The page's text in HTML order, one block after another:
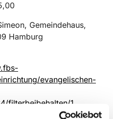
Hamburg
evangelischen-
filterbeibehalten/1